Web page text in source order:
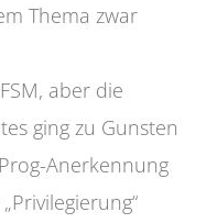
Thema zwar
aber die
ging zu Gunsten
Anerkennung